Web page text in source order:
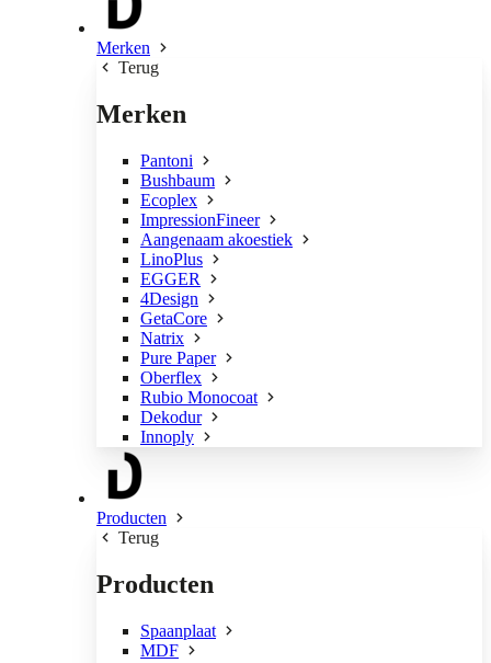
Merken
Terug
Merken
Pantoni
Bushbaum
Ecoplex
ImpressionFineer
Aangenaam akoestiek
LinoPlus
EGGER
4Design
GetaCore
Natrix
Pure Paper
Oberflex
Rubio Monocoat
Dekodur
Innoply
Producten
Terug
Producten
Spaanplaat
MDF